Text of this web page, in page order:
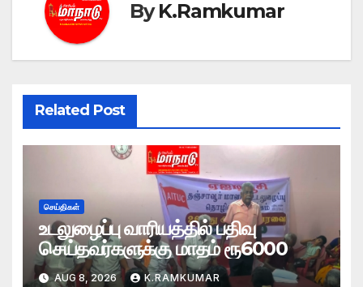
ByK.Ramkumar
Related Post
செய்திகள்
உடலுழைப்பு வாரியத்தில் பதிவு
செய்தவர்களுக்கு மாதம் ரூ6000
AUG 8, 2026 K.RAMKUMAR